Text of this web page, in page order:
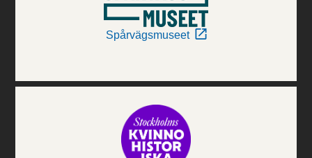
Spårvägsmuseet